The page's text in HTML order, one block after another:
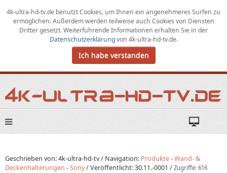
4k-ultra-hd-tv.de benutzt Cookies, umIhnen ein angenehmeres Surfen zu
ermöglichen.Außerdem werden teilweise auch Cookies von Diensten
Dritter gesetzt. Weiterführende Informationen erhalten Sie in der
Datenschutzerklärungvon 4k-ultra-hd-tv.de.
Ich habe verstanden
Geschrieben von: 4k-ultra-hd-tv / Navigation: Produkte-Wand- &
Deckenhalterungen -Sony/Veröffentlicht:30.11.-0001 / Zugriffe: 616